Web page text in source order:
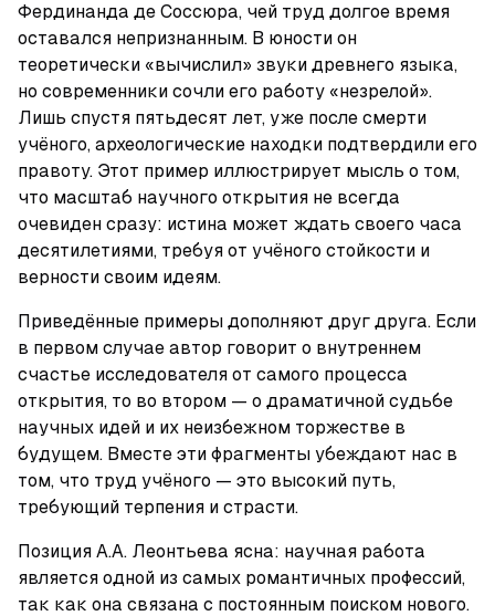
Фердинанда де Соссюра, чей труд долгое время
оставался непризнанным. В юности он
теоретически «вычислил» звуки древнего языка,
но современники сочли его работу «незрелой».
Лишь спустя пятьдесят лет, уже после смерти
учёного, археологические находки подтвердили его
правоту. Этот пример иллюстрирует мысль о том,
что масштаб научного открытия не всегда
очевиден сразу: истина может ждать своего часа
десятилетиями, требуя от учёного стойкости и
верности своим идеям.
Приведённые примеры дополняют друг друга. Если
в первом случае автор говорит о внутреннем
счастье исследователя от самого процесса
открытия, то во втором — о драматичной судьбе
научных идей и их неизбежном торжестве в
будущем. Вместе эти фрагменты убеждают нас в
том, что труд учёного — это высокий путь,
требующий терпения и страсти.
Позиция А.А. Леонтьева ясна: научная работа
является одной из самых романтичных профессий,
так как она связана с постоянным поиском нового.